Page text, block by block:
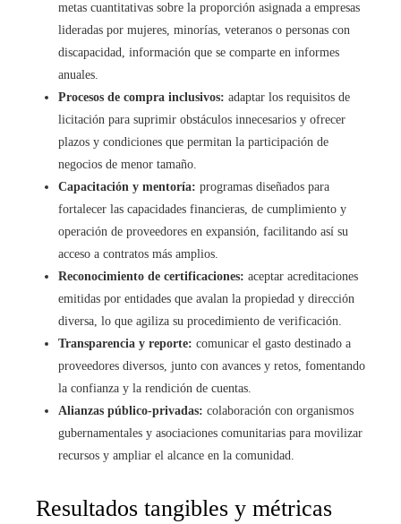
metas cuantitativas sobre la proporción asignada a empresas
lideradas por mujeres, minorías, veteranos o personas con
discapacidad, información que se comparte en informes
anuales.
Procesos de compra inclusivos: adaptar los requisitos de
licitación para suprimir obstáculos innecesarios y ofrecer
plazos y condiciones que permitan la participación de
negocios de menor tamaño.
Capacitación y mentoría: programas diseñados para
fortalecer las capacidades financieras, de cumplimiento y
operación de proveedores en expansión, facilitando así su
acceso a contratos más amplios.
Reconocimiento de certificaciones: aceptar acreditaciones
emitidas por entidades que avalan la propiedad y dirección
diversa, lo que agiliza su procedimiento de verificación.
Transparencia y reporte: comunicar el gasto destinado a
proveedores diversos, junto con avances y retos, fomentando
la confianza y la rendición de cuentas.
Alianzas público-privadas: colaboración con organismos
gubernamentales y asociaciones comunitarias para movilizar
recursos y ampliar el alcance en la comunidad.
Resultados tangibles y métricas